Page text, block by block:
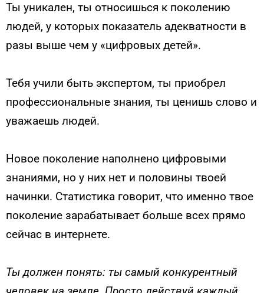
Ты уникален, ты относишься к поколению
людей, у которых показатель адекватности в
разы выше чем у «цифровых детей».
Тебя учили быть экспертом, ты приобрел
профессиональные знания, ты ценишь слово и
уважаешь людей.
Новое поколение наполнено цифровыми
знаниями, но у них нет и половины твоей
начинки. Статистика говорит, что именно твое
поколение зарабатывает больше всех прямо
сейчас в интернете.
Ты должен понять: ты самый конкурентный